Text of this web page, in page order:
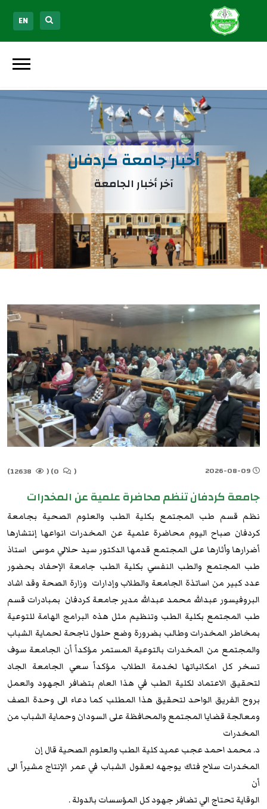
EN
أخبار جامعة كردفان
آخر أخبار الجامعة
(
(
جامعة كردفان تنظم محاضرة علمية عن المخدرات
نظم قسم طب المجتمع بكلية الطب والعلوم الصحية بجامعة
كردفان صباح اليوم محاضرة علمية عن المخدرات انواعها إنتشارها
أضرارها وأثارها على المجتمع قدمها الدكتور سيد حلالي موسى استاذ
طب المجتمع والطب النفسي بكلية الطب جامعة الإحفاد بحضور
عدد كبير من اساتذة الجامعة والطلاب وإدارات وزارة الصحة وقد اشاد
البروفيسور عبدالله محمد عبدالله مدير جامعة كردفان بمبادرات قسم
طب المجتمع بكلية الطب وتنظيم مثل هذه البرامج الهامة للتوعية
بمخاطر المخدرات وطالب بضرورة وضع حلول ناجحة لحماية الشباب
والمجتمع من المخدرات بالتوعية المستمر مؤكداً أن الجامعة سوف
تسخر كل امكانياتها لخدمة الطلاب مؤكداً سعي الجامعة الجاد
لتحقيق الاعتماد لكلية الطب في هذا العام بتضافر الجهود والعمل
بروح الفريق الواحد لتحقيق هذا المطلب كما دعاء الى وحدة الصف
ومعالجة قضايا المجتمع والمحافظة على السودان وحماية الشباب من
المخدرات
د. محمد احمد عجب عميد كلية الطب والعلوم الصحية قال إن
المخدرات سلاح فتاك يوجهه لعقول الشباب في عمر الإنتاج مشيراً الى
أن
الوقاية تحتاج الي تضافر جهود كل المؤسسات بالدولة .